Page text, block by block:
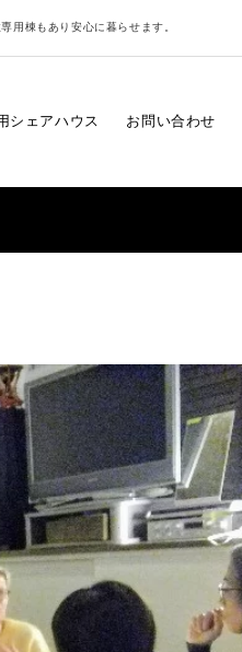
用棟もあり安心に暮らせます。
シェアハウス お問い合わせ